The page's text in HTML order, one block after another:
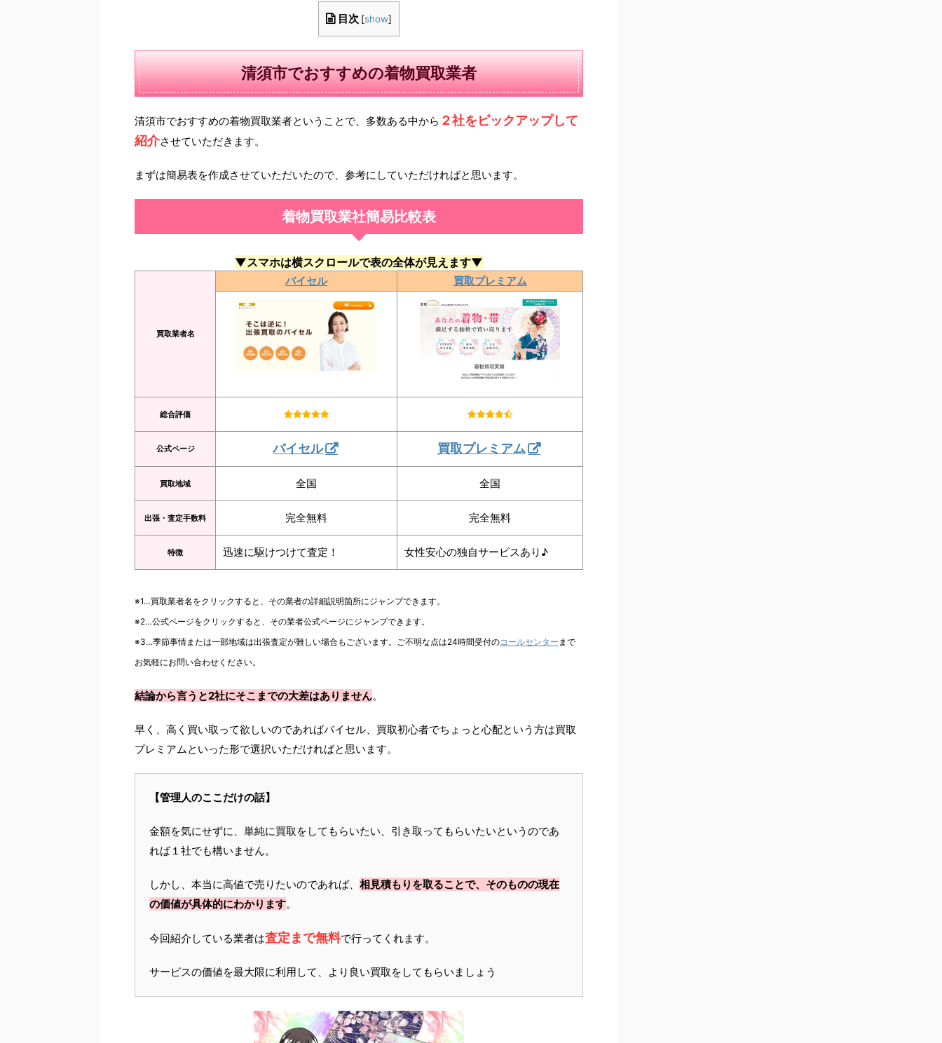
目次 [show]
清須市でおすすめの着物買取業者
清須市でおすすめの着物買取業者ということで、多数ある中から ２社をピックアップして
紹介させていただきます。
まずは簡易表を作成させていただいたので、参考にしていただければと思います。
着物買取業社簡易比較表
▼スマホは横スクロールで表の全体が見えます▼
買取業者名
バイセル 買取プレミアム
総合評価
公式ページ バイセル 買取プレミアム
買取地域 全国 全国
出張・査定手数料 完全無料 完全無料
特徴 迅速に駆けつけて査定！ 女性安心の独自サービスあり♪
※1…買取業者名をクリックすると、その業者の詳細説明箇所にジャンプできます。
※2…公式ページをクリックすると、その業者公式ページにジャンプできます。
※3…季節事情または一部地域は出張査定が難しい場合もございます。ご不明な点は24時間受付のコールセンター まで
お気軽にお問い合わせください。
結論から言うと2社にそこまでの大差はありません。
早く、高く買い取って欲しいのであればバイセル、買取初心者でちょっと心配という方は買取
プレミアムといった形で選択いただければと思います。
【管理人のここだけの話】
金額を気にせずに、単純に買取をしてもらいたい、引き取ってもらいたいというのであ
れば１社でも構いません。
しかし、本当に高値で売りたいのであれば、 相見積もりを取ることで、そのものの現在
の価値が具体的にわかります。
今回紹介している業者は査定まで無料で行ってくれます。
サービスの価値を最大限に利用して、より良い買取をしてもらいましょう